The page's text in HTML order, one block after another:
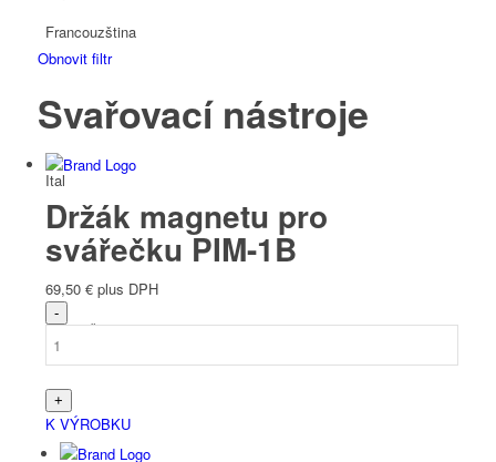
Francouzština
Ital
Slovenština
Obnovit filtr
Svařovací nástroje
Držák magnetu pro
svářečku PIM-1B
69,50 € plus DPH
K VÝROBKU